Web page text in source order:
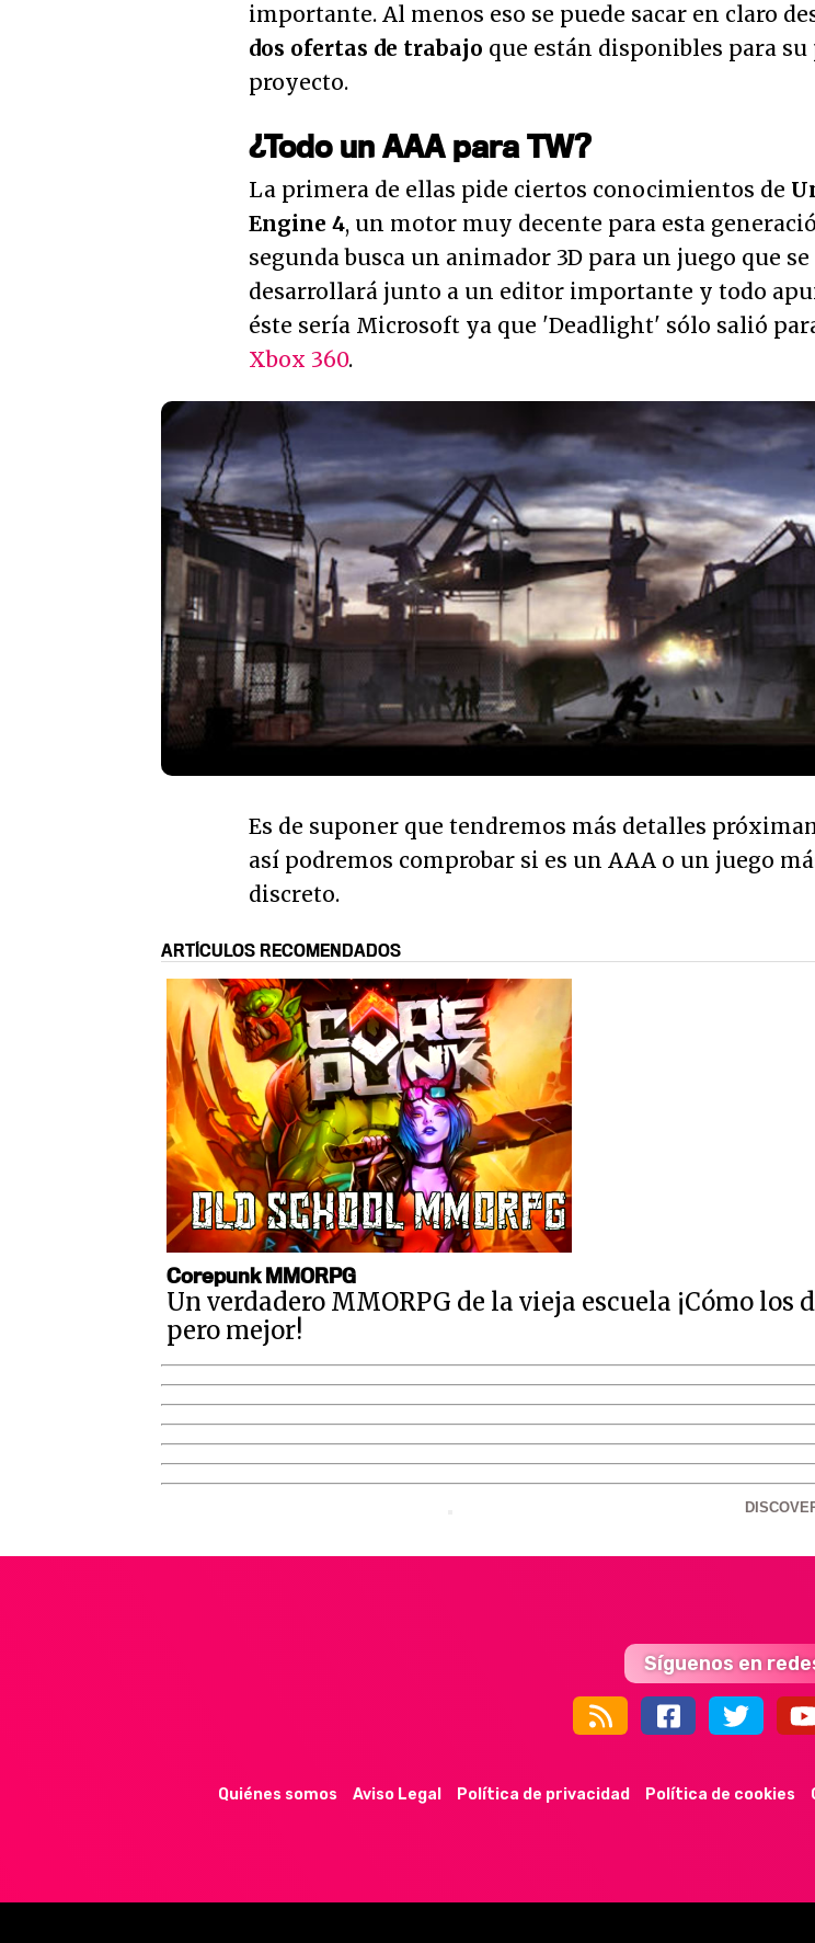
importante. Al menos eso se puede sacar en claro
dos ofertas de trabajo que están disponibles para
proyecto.
¿Todo un AAA para TW?
La primera de ellas pide ciertos conocimientos de
Engine 4, un motor muy decente para esta
segunda busca un animador 3D para un juego que se
desarrollará junto a un editor importante y todo
éste sería Microsoft ya que 'Deadlight' sólo salió
Xbox 360.
Es de suponer que tendremos más detalles
así podremos comprobar si es un AAA o un juego
discreto.
ARTÍCULOS RECOMENDADOS
Corepunk MMORPG
Un verdadero MMORPG de la vieja escuela ¡Cómo los
pero mejor!
Síguenos en
44k 9k
Quiénes somos Aviso Legal Política de privacidad Política de cookies